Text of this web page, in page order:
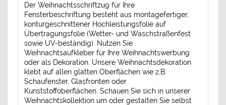
Der Weihnachtsschriftzug für Ihre
Fensterbeschriftung besteht aus montagefertiger,
konturgeschnittener Hochleistungsfolie auf
Übertragungsfolie (Wetter- und Waschstraßenfest
sowie UV-beständig). Nutzen Sie
Weihnachtsaufkleber für Ihre Weihnachtswerbung
oder als Dekoration. Unsere Weihnachtsdekoration
klebt auf allen glatten Oberflächen wie z.B.
Schaufenster, Glasfronten oder
Kunststoffoberflächen. Schauen Sie sich in unserer
Weihnachtskollektion um oder gestalten Sie selbst